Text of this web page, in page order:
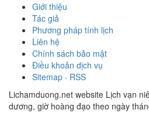
Giới thiệu
Tác giả
Phương pháp tính lịch
Liên hệ
Chính sách bảo mật
Điều khoản dịch vụ
Sitemap · RSS
Lichamduong.net website Lịch vạn
dương, giờ hoàng đạo theo ngày